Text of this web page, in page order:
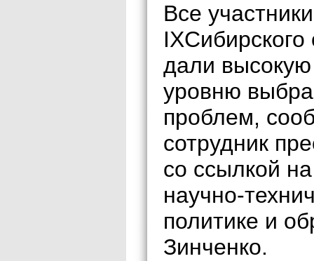
Все
дали высокую
уровню
проблем,
сотрудник
со ссылкой
научно-
политике и
Зинченко.